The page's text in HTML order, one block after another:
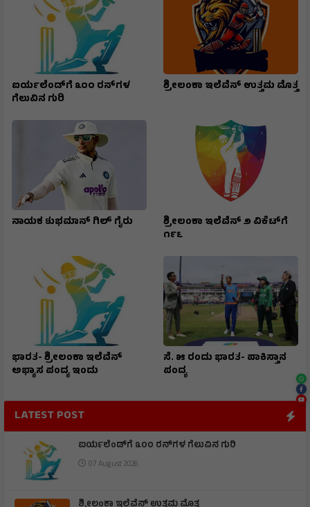
ಐರ್ಯಲೆಂಡ್‌ಗೆ ೩೦೦ ರನ್‌ಗಳ
ಗೆಲುವಿನ ಗುರಿ
ಶ್ರೀಲಂಕಾ ಇಲೆವೆನ್ ಉತ್ತಮ ಮೊತ್ತ
ನಾಯಕ ಶುಭಮಾನ್ ಗಿಲ್ ಗೈರು
ಶ್ರೀಲಂಕಾ ಇಲೆವೆನ್ ೨ ವಿಕೆಟ್‌ಗೆ
೧೯೬
ಭಾರತ- ಶ್ರೀಲಂಕಾ ಇಲೆವೆನ್
ಅಭ್ಯಾಸ ಪಂದ್ಯ ಇಂದು
ಸೆ. ೫ ರಂದು ಭಾರತ- ಪಾಕಿಸ್ತಾನ
ಪಂದ್ಯ
LATEST POST
ಐರ್ಯಲೆಂಡ್‌ಗೆ ೩೦೦ ರನ್‌ಗಳ ಗೆಲುವಿನ ಗುರಿ
07 August 2026